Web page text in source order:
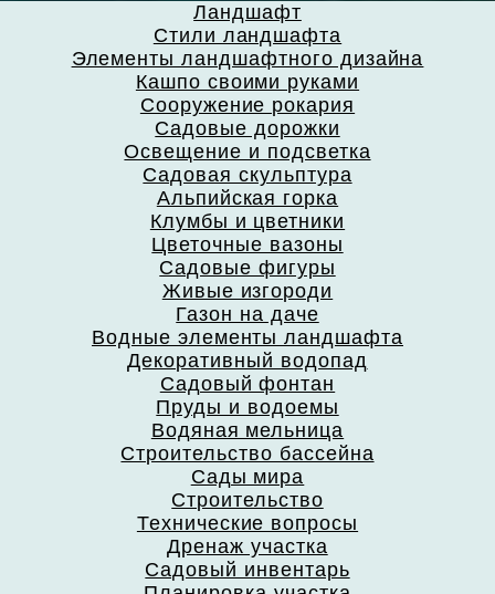
Ландшафт
Стили ландшафта
Элементы ландшафтного дизайна
Кашпо своими руками
Сооружение рокария
Садовые дорожки
Освещение и подсветка
Садовая скульптура
Альпийская горка
Клумбы и цветники
Цветочные вазоны
Садовые фигуры
Живые изгороди
Газон на даче
Водные элементы ландшафта
Декоративный водопад
Садовый фонтан
Пруды и водоемы
Водяная мельница
Строительство бассейна
Сады мира
Строительство
Технические вопросы
Дренаж участка
Садовый инвентарь